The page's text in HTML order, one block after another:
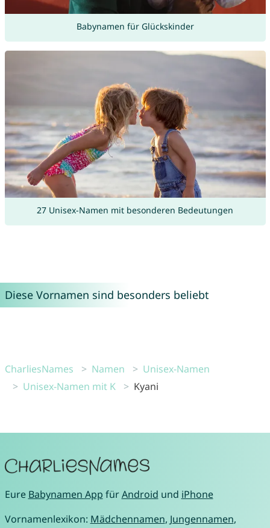
Babynamen für Glückskinder
27 Unisex-Namen mit besonderen Bedeutungen
Diese Vornamen sind besonders beliebt
CharliesNames Namen
Unisex-Namen
Unisex-Namen mit K
Kyani
Eure Babynamen App fürAndroid und iPhone
Vornamenlexikon: Mädchennamen, Jungennamen,